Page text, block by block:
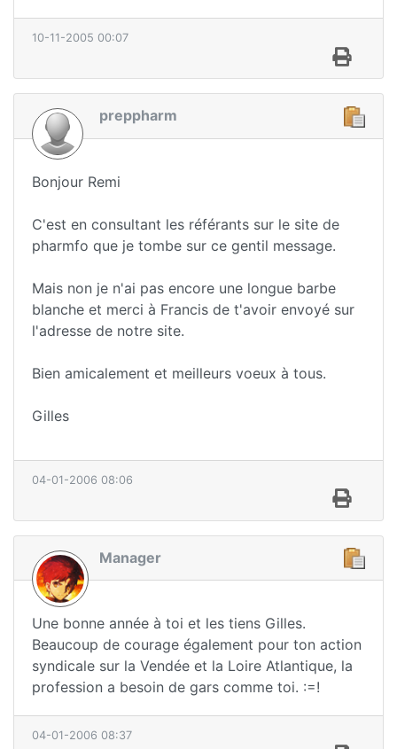
10-11-2005 00:07
preppharm
Bonjour Remi
C'est en consultant les référants sur le site de
pharmfo que je tombe sur ce gentil message.
Mais non je n'ai pas encore une longue barbe
blanche et merci à Francis de t'avoir envoyé sur
l'adresse de notre site.
Bien amicalement et meilleurs voeux à tous.
Gilles
04-01-2006 08:06
Manager
Une bonne année à toi et les tiens Gilles.
Beaucoup de courage également pour ton action
syndicale sur la Vendée et la Loire Atlantique, la
profession a besoin de gars comme toi. :=!
04-01-2006 08:37